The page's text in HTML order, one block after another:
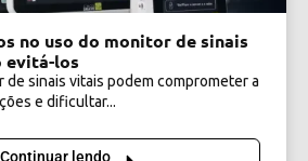
no uso do monitor de sinais
evitá-los
de sinais vitais podem comprometer a
e dificultar...
Continuar lendo